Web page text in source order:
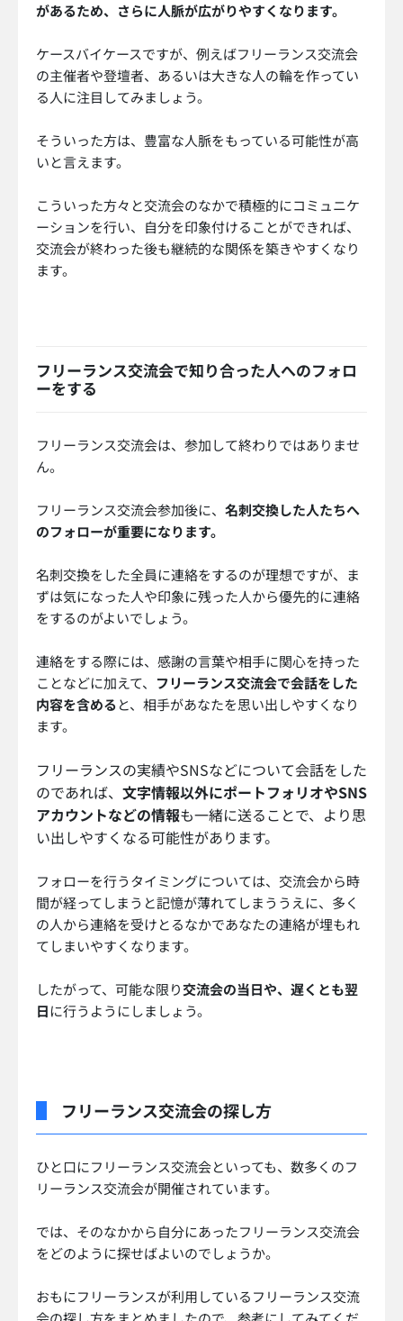
があるため、さらに人脈が広がりやすくなります。
ケースバイケースですが、例えばフリーランス交流会
の主催者や登壇者、あるいは大きな人の輪を作ってい
る人に注目してみましょう。
そういった方は、豊富な人脈をもっている可能性が高
いと言えます。
こういった方々と交流会のなかで積極的にコミュニケ
ーションを行い、自分を印象付けることができれば、
交流会が終わった後も継続的な関係を築きやすくなり
ます。
フリーランス交流会で知り合った人へのフォロ
ーをする
フリーランス交流会は、参加して終わりではありませ
ん。
フリーランス交流会参加後に、 名刺交換した人たちへ
のフォローが重要になります。
名刺交換をした全員に連絡をするのが理想ですが、ま
ずは気になった人や印象に残った人から優先的に連絡
をするのがよいでしょう。
連絡をする際には、感謝の言葉や相手に関心を持った
ことなどに加えて、 フリーランス交流会で会話をした
内容を含めると、相手があなたを思い出しやすくなり
ます。
フリーランスの実績やSNSなどについて会話をした
のであれば、 文字情報以外にポートフォリオやSNS
アカウントなどの情報も一緒に送ることで、より思
い出しやすくなる可能性があります。
フォローを行うタイミングについては、交流会から時
間が経ってしまうと記憶が薄れてしまううえに、多く
の人から連絡を受けとるなかであなたの連絡が埋もれ
てしまいやすくなります。
したがって、可能な限り交流会の当日や、遅くとも翌
日に行うようにしましょう。
フリーランス交流会の探し方
ひと口にフリーランス交流会といっても、数多くのフ
リーランス交流会が開催されています。
では、そのなかから自分にあったフリーランス交流会
をどのように探せばよいのでしょうか。
おもにフリーランスが利用しているフリーランス交流